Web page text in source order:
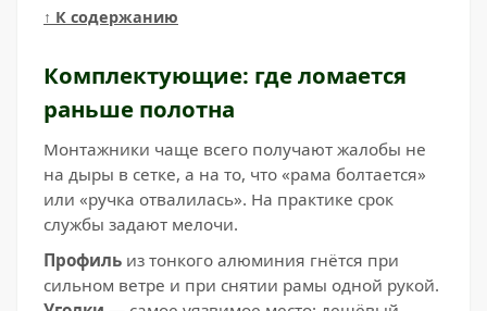
↑ К содержанию
Комплектующие: где ломается
раньше полотна
Монтажники чаще всего получают жалобы не
на дыры в сетке, а на то, что «рама болтается»
или «ручка отвалилась». На практике срок
службы задают мелочи.
Профиль из тонкого алюминия гнётся при
сильном ветре и при снятии рамы одной рукой.